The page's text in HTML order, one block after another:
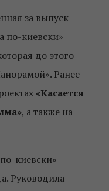
за выпуск
по-киевски»
до этого
Ранее
«Касается
, а также на
киевски»
Руководила